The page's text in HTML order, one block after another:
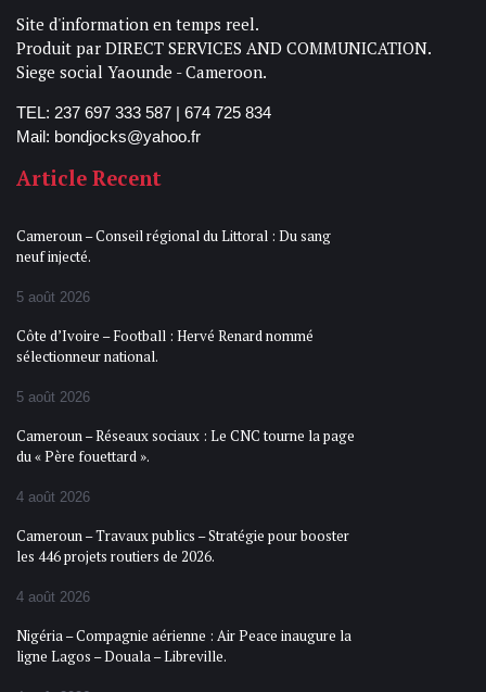
Site d'information en temps reel.
Produit par DIRECT SERVICES AND COMMUNICATION.
Siege social Yaounde - Cameroon.
TEL: 237 697 333 587 | 674 725 834
Mail: bondjocks@yahoo.fr
Article Recent
Cameroun – Conseil régional du Littoral : Du sang
neuf injecté.
5 août 2026
Côte d’Ivoire – Football : Hervé Renard nommé
sélectionneur national.
5 août 2026
Cameroun – Réseaux sociaux : Le CNC tourne la page
du « Père fouettard ».
4 août 2026
Cameroun – Travaux publics – Stratégie pour booster
les 446 projets routiers de 2026.
4 août 2026
Nigéria – Compagnie aérienne : Air Peace inaugure la
ligne Lagos – Douala – Libreville.